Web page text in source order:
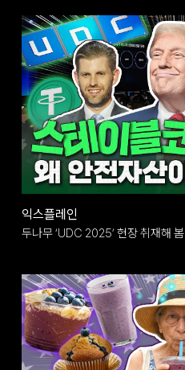
익스플레인
두나무 ‘UDC 2025’ 현장 취재해 봄